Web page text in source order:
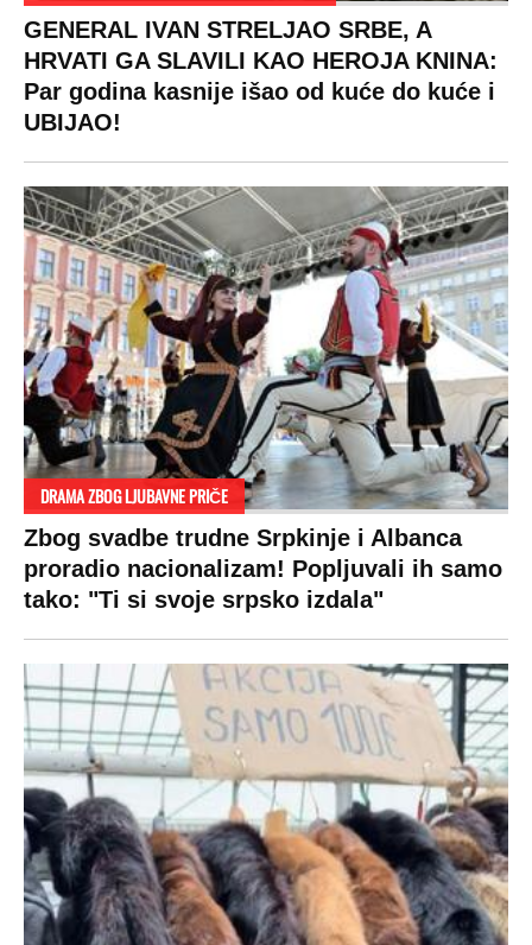
GENERAL IVAN STRELJAO SRBE, A
HRVATI GA SLAVILI KAO HEROJA KNINA:
Par godina kasnije išao od kuće do kuće i
UBIJAO!
DRAMA ZBOG LJUBAVNE PRIČE
Zbog svadbe trudne Srpkinje i Albanca
proradio nacionalizam! Popljuvali ih samo
tako: "Ti si svoje srpsko izdala"